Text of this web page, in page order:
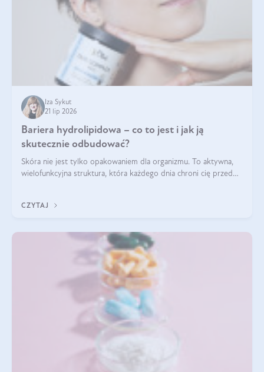
Iza Sykut
21 lip 2026
Bariera hydrolipidowa – co to jest i jak ją
skutecznie odbudować?
Skóra nie jest tylko opakowaniem dla organizmu. To aktywna,
wielofunkcyjna struktura, która każdego dnia chroni cię przed
bariera hydrolipidowa.
CZYTAJ